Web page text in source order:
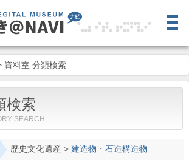
資料室 分類検索
検索
SEARCH
歴史文化遺産> 建造物・石造構造物